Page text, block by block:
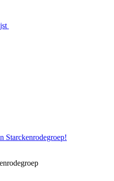
Starckenrodegroep!